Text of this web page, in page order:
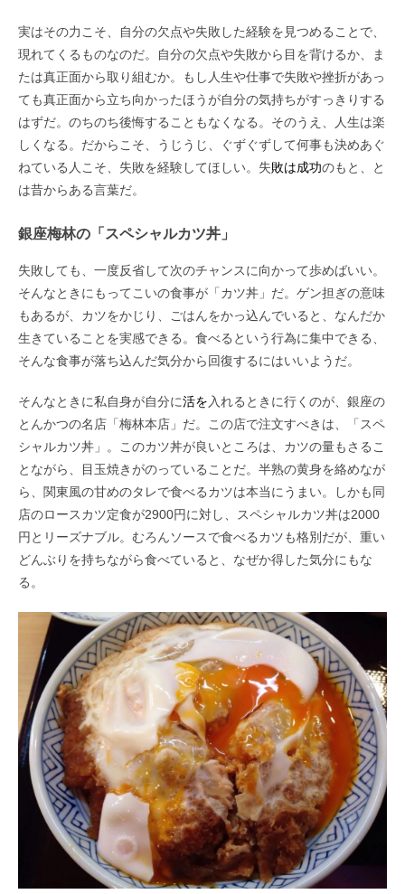
実はその力こそ、自分の欠点や失敗した経験を見つめることで、
現れてくるものなのだ。自分の欠点や失敗から目を背けるか、ま
たは真正面から取り組むか。もし人生や仕事で失敗や挫折があっ
ても真正面から立ち向かったほうが自分の気持ちがすっきりする
はずだ。のちのち後悔することもなくなる。そのうえ、人生は楽
しくなる。だからこそ、うじうじ、ぐずぐずして何事も決めあぐ
ねている人こそ、失敗を経験してほしい。失敗は成功のもと、と
は昔からある言葉だ。
銀座梅林の「スペシャルカツ丼」
失敗しても、一度反省して次のチャンスに向かって歩めばいい。
そんなときにもってこいの食事が「カツ丼」だ。ゲン担ぎの意味
もあるが、カツをかじり、ごはんをかっ込んでいると、なんだか
生きていることを実感できる。食べるという行為に集中できる、
そんな食事が落ち込んだ気分から回復するにはいいようだ。
そんなときに私自身が自分に活を 入れるときに行くのが、銀座の
とんかつの名店「梅林本店」だ。この店で注文すべきは、「スペ
シャルカツ丼」。このカツ丼が良いところは、カツの量もさるこ
とながら、目玉焼きがのっていることだ。半熟の黄身を絡めなが
ら、関東風の甘めのタレで食べるカツは本当にうまい。しかも同
店のロースカツ定食が2900円に対し、スペシャルカツ丼は2000
円とリーズナブル。むろんソースで食べるカツも格別だが、重い
どんぶりを持ちながら食べていると、なぜか得した気分にもな
る。